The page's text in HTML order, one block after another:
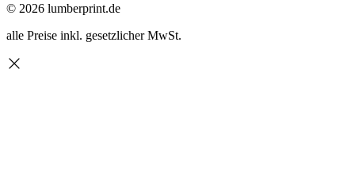
© 2026 lumberprint.de
alle Preise inkl. gesetzlicher MwSt.